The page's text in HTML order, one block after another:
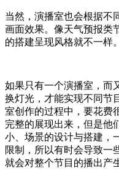
当然，演播室也会根据不
画面效果。像天气预报类
的搭建呈现风格就不一样。
如果只有一个演播室，而
换灯光，才能实现不同节
室创作的过程中，要花费
完整的展现出来，但是他
小、场景的设计与搭建，
限制，所以有时会导致一
就会对整个节目的播出产